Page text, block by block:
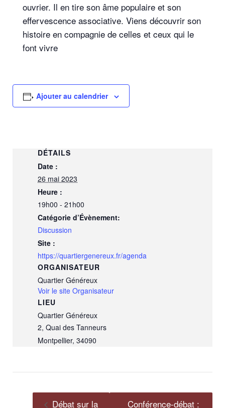
ouvrier. Il en tire son âme populaire et son
effervescence associative. Viens découvrir son
histoire en compagnie de celles et ceux qui le
font vivre
Ajouter au calendrier
DÉTAILS
Date :
26 mai 2023
Heure :
19h00 - 21h00
Catégorie d’Évènement:
Discussion
Site :
https://quartiergenereux.fr/agenda
LIEU
Quartier Généreux
2, Quai des Tanneurs
Montpellier, 34090
ORGANISATEUR
Quartier Généreux
Voir le site Organisateur
Débat sur la Conférence-débat :